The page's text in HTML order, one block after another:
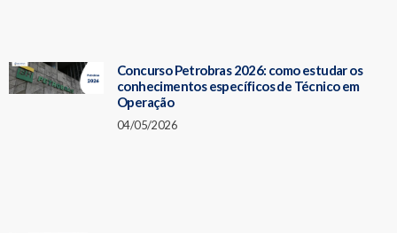
Concurso Petrobras 2026: como estudar os
conhecimentos específicos de Técnico em
Operação
04/05/2026